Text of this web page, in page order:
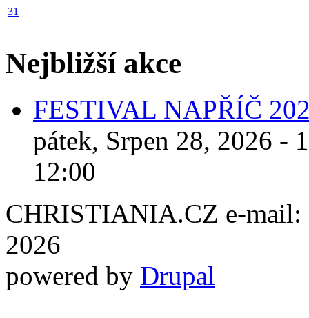
31
Nejbližší akce
FESTIVAL NAPŘÍČ
pátek, Srpen 28, 2026 -
12:00
CHRISTIANIA.CZ e-mail:
2026
powered by Drupal